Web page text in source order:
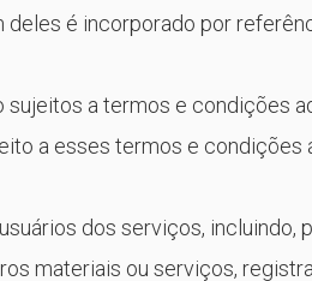
é incorporado por
a termos e condições
a esses termos e condições
dos serviços, incluindo,
materiais ou serviços,